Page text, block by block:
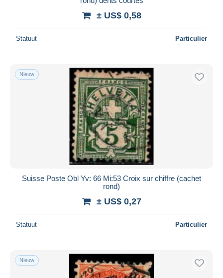
± US$ 0,58
Statuut Particulier
Nieuw
Suisse Poste Obl Yv: 66 Mi:53 Croix sur chiffre (cachet
rond)
± US$ 0,27
Statuut Particulier
Nieuw